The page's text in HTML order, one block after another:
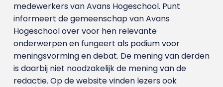
medewerkers van Avans Hoge­school. Punt
informeert de gemeenschap van Avans
Hogeschool over voor hen relevante
onderwerpen en fungeert als podium voor
meningsvorming en debat. De mening van derden
is daarbij niet noodzakelijk de mening van de
redactie. Op de website vinden lezers ook